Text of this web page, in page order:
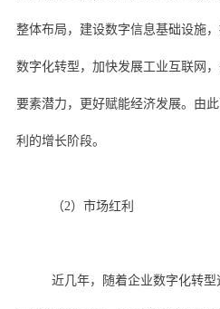
整体布局，建设数字信息基础设施
数字化转型，加快发展工业互联网
要素潜力，更好赋能经济发展。由
利的增长阶段。
（2）市场红利
近几年，随着企业数字化转